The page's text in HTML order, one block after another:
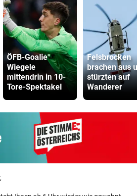
ÖFB-Goalie
Wiegele
mittendrin in 10-
Tore-Spektakel
Felsbrocken
brachen aus
stürzten auf
Wanderer